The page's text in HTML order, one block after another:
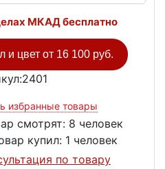
МКАД бесплатно
и цвет от 16 100 руб.
избранные товары
смотрят: 8 человек
купил: 1 человек
по товару